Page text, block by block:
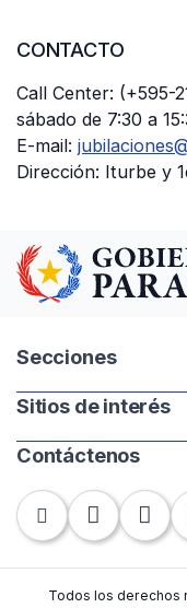
CONTACTO
Call Center: (+595-
sábado de 7:30 a
E-mail:
Dirección: Iturbe y
Secciones
Intranet
Mapa del sitio
Sitios de interés
Paraguay.gov.py
Banco Central del
Contraloría General de
Contáctenos
Chile 252 | 1220.
Tel: +595-21 440-010
Fax: +595-21 448-283
Todos los derechos